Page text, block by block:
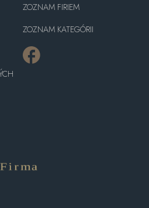
ZOZNAM FIRIEM
ZOZNAM KATEGÓRII